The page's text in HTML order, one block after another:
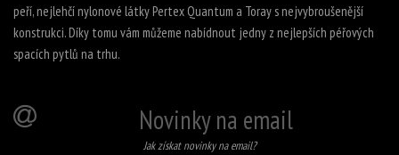
peří, nejlehčí nylonové látky Pertex Quantum a Toray s nejvybroušenější
konstrukci. Díky tomu vám můžeme nabídnout jedny z nejlepších péřových
spacích pytlů na trhu.
Novinky na email
Jak získat novinky na email?